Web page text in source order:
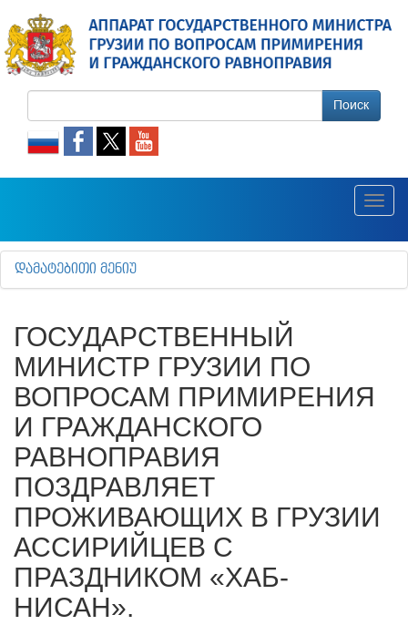
Поиск
ᲓᲐᲛᲐᲢᲔᲑᲘᲗᲘ ᲛᲔᲜᲘᲣ
ГОСУДАРСТВЕННЫЙ
МИНИСТР ГРУЗИИ ПО
ВОПРОСАМ ПРИМИРЕНИЯ
И ГРАЖДАНСКОГО
РАВНОПРАВИЯ
ПОЗДРАВЛЯЕТ
ПРОЖИВАЮЩИХ В ГРУЗИИ
АССИРИЙЦЕВ С
ПРАЗДНИКОМ «ХАБ-
НИСАН».